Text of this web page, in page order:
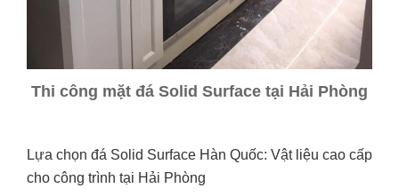
Thi công mặt đá Solid Surface tại Hải Phòng
Lựa chọn đá Solid Surface Hàn Quốc: Vật liệu cao cấp
cho công trình tại Hải Phòng